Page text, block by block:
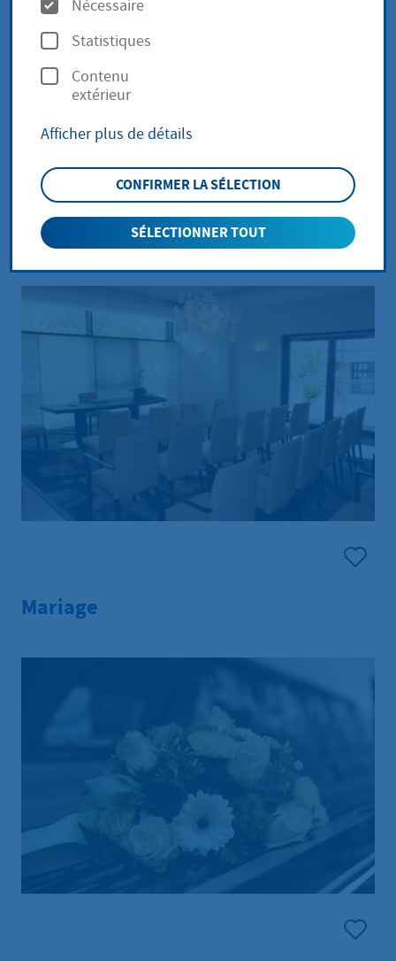
Naissance
Mariage
p
t
i
n
s
Nécessaire
Statistiques
Contenu
extérieur
Afficher plus de détails
CONFIRMER LA SÉLECTION
SÉLECTIONNER TOUT